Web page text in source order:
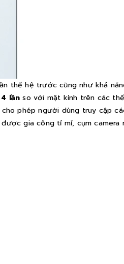
thế hệ trước cũng như khả
lần so với mặt kính trên các
phép người dùng truy cập
gia công tỉ mỉ, cụm